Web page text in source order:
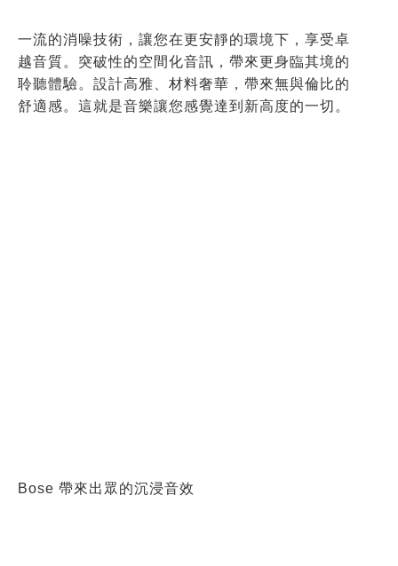
一流的消噪技術，讓您在更安靜的環境下，享受卓
越音質。突破性的空間化音訊，帶來更身臨其境的
聆聽體驗。設計高雅、材料奢華，帶來無與倫比的
舒適感。這就是音樂讓您感覺達到新高度的一切。
Bose 帶來出眾的沉浸音效